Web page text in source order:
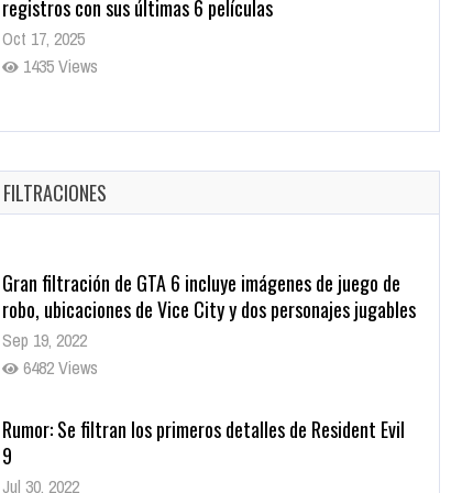
Oct 17, 2025
1435 Views
CRUNCHYROLL ANUNCIA FECHA DE ESTRENO EN CINES
Oct 7, 2025
1757 Views
FILTRACIONES
Gran filtración de GTA 6 incluye imágenes de juego de
robo, ubicaciones de Vice City y dos personajes jugables
Sep 19, 2022
6482 Views
Rumor: Se filtran los primeros detalles de Resident Evil
9
Jul 30, 2022